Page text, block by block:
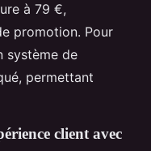
à 79 €,
promotion. Pour
système de
permettant
client avec